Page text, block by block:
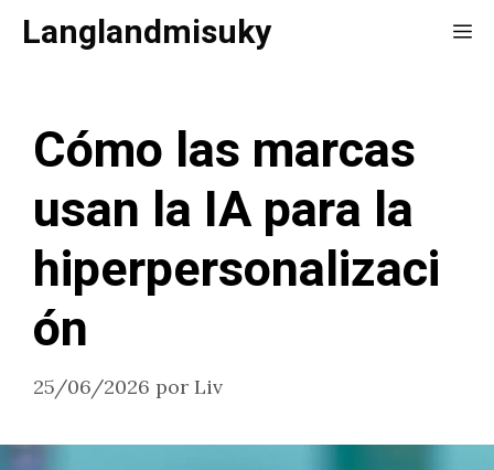
SaltarLanglandmisuky
Cómo las marcas
usan la IA para la
hiperpersonalizaci
ón
25/06/2026 por Liv